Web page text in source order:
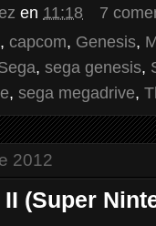
en 11:18
7
, capcom, Genesis,
, sega genesis,
, sega megadrive,
2012
(Super